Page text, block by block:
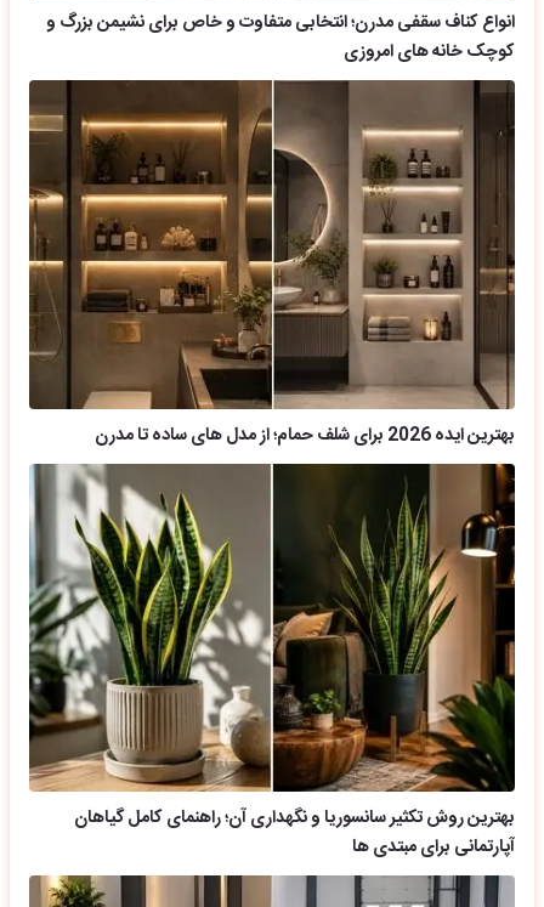
انواع کناف سقفی مدرن؛ انتخابی متفاوت و خاص برای نشیمن بزرگ و
کوچک خانه های امروزی
بهترین ایده 2026 برای شلف حمام؛ از مدل های ساده تا مدرن
بهترین روش تکثیر سانسوریا و نگهداری آن؛ راهنمای کامل گیاهان
آپارتمانی برای مبتدی ها